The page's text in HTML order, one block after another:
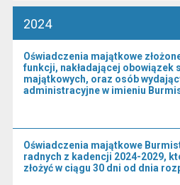
2024
Oświadczenia majątkowe
funkcji, nakładającej obowiązek
majątkowych, oraz osób
administracyjne w imieniu
Oświadczenia majątkowe
radnych z kadencji 2024-2029,
złożyć w ciągu 30 dni od dnia